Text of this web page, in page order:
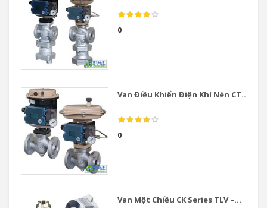
0
Van Điều Khiển Điện Khí Nén CT...
0
Van Một Chiều CK Series TLV –...